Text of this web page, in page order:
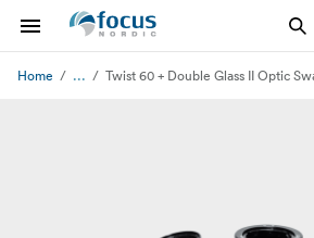
Home ... Twist 60 + Double Glass II Optic